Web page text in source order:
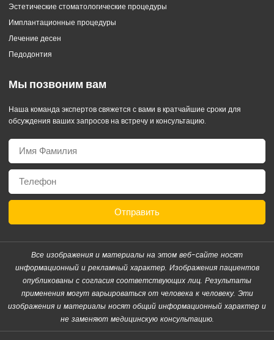
Эстетические стоматологические процедуры
Имплантационные процедуры
Лечение десен
Педодонтия
Мы позвоним вам
Наша команда экспертов свяжется с вами в кратчайшие сроки для
обсуждения ваших запросов на встречу и консультацию.
Отправить
Все изображения и материалы на этом веб-сайте носят
информационный и рекламный характер. Изображения пациентов
опубликованы с согласия соответствующих лиц. Результаты
применения могут варьироваться от человека к человеку. Эти
изображения и материалы носят общий информационный характер и
не заменяют медицинскую консультацию.